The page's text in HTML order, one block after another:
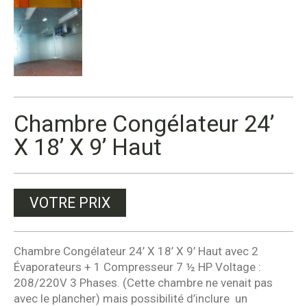
Chambre Congélateur 24’
X 18’ X 9’ Haut
VOTRE PRIX
Chambre Congélateur 24’ X 18’ X 9’ Haut avec 2
Évaporateurs + 1 Compresseur 7 ½ HP Voltage :
208/220V 3 Phases. (Cette chambre ne venait pas
avec le plancher) mais possibilité d’inclure un